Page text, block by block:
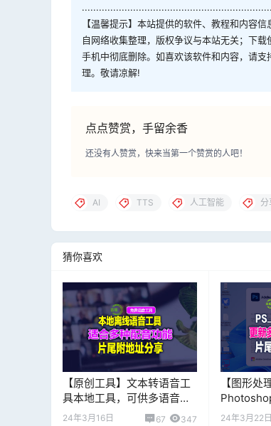
【温馨提示】本站提供的软件、教程和内容
自网络收集整理，版权争议与本站无关；下
手机中彻底删除。如喜欢该软件和内容，请
理。敬请凉解!
点点赞赏，手留余香
还没有人赞赏，快来当第一个赞赏的人吧！
AI TTS 人工智能 分
猜你喜欢
【原创工具】文本转语音工
具本地工具，可供多语音和
语速多功能选择，片尾附工
24年3月16日 67 347
【图形处
（v25.6
24年3月22日